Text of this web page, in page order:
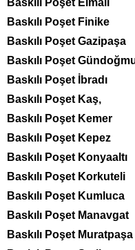
Baskılı Poşet Finike
Baskılı Poşet Gazipaşa
Baskılı Poşet
Baskılı Poşet İbradı
Baskılı Poşet Kaş,
Baskılı Poşet Kemer
Baskılı Poşet Kepez
Baskılı Poşet Konyaaltı
Baskılı Poşet Korkuteli
Baskılı Poşet Kumluca
Baskılı Poşet Manavgat
Baskılı Poşet Muratpaşa